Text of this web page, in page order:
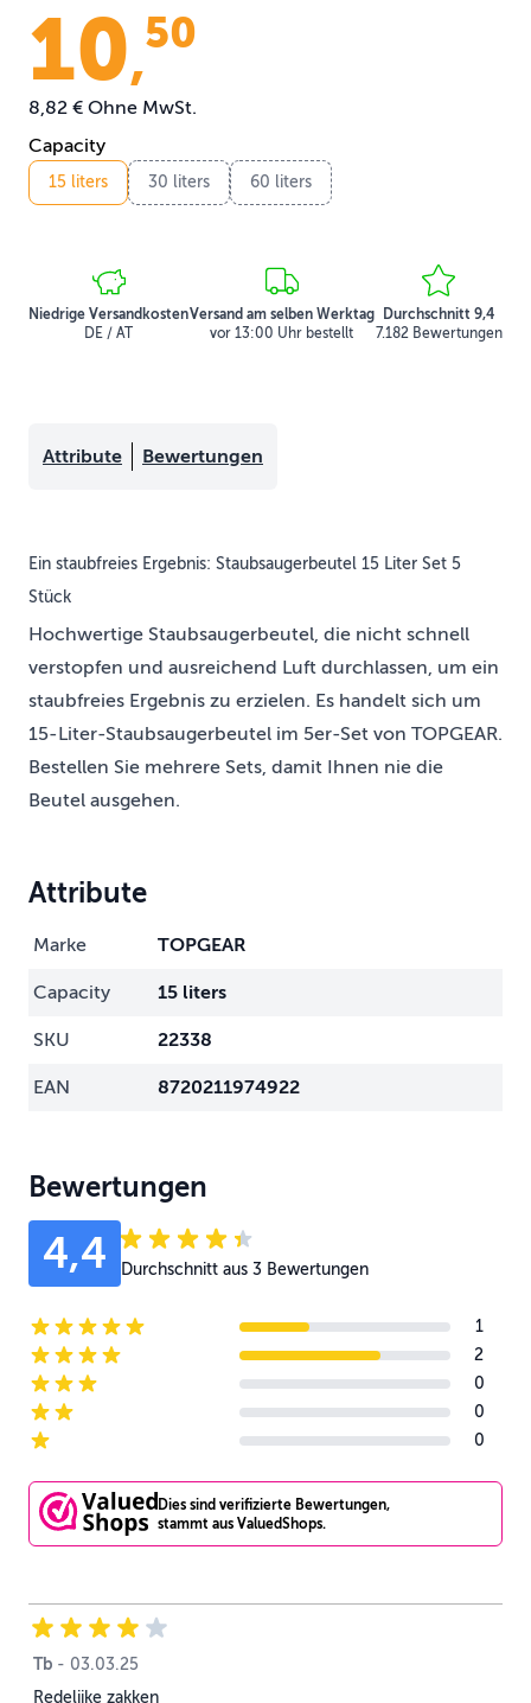
10,50
8,82 € Ohne MwSt.
Capacity
15 liters 30 liters 60 liters
Niedrige Versandkosten
DE / AT
Versand am selben Werktag
vor 13:00 Uhr bestellt
Durchschnitt 9,4
7.182 Bewertungen
Attribute Bewertungen
Ein staubfreies Ergebnis: Staubsaugerbeutel 15 Liter Set 5
Stück
Hochwertige Staubsaugerbeutel, die nicht schnell
verstopfen und ausreichend Luft durchlassen, um ein
staubfreies Ergebnis zu erzielen. Es handelt sich um
15-Liter-Staubsaugerbeutel im 5er-Set von TOPGEAR.
Bestellen Sie mehrere Sets, damit Ihnen nie die
Beutel ausgehen.
Attribute
Marke TOPGEAR
Capacity 15 liters
SKU 22338
EAN 8720211974922
Bewertungen
4,4 Durchschnitt aus 3 Bewertungen
5-star reviews
1
4-star reviews
2
3-star reviews
0
2-star reviews
0
1-star reviews
0
Dies sind verifizierte Bewertungen,
stammt aus ValuedShops.
Tb - 3. März 2025
03.03.25
Redelijke zakken